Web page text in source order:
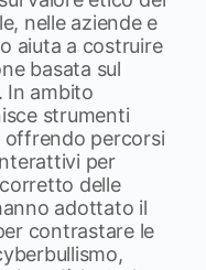
nelle aziende e
aiuta a costruire
basata sul
In ambito
strumenti
percorsi
per
corretto delle
adottato il
contrastare le